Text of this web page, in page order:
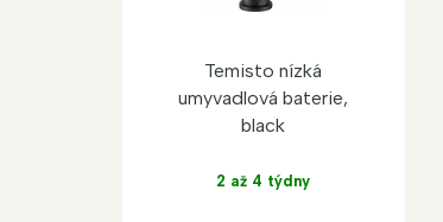
Temisto nízká
umyvadlová baterie,
black
2 až 4 týdny